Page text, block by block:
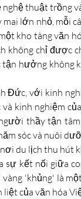
thuật trồng
lớn nhỏ, mỗi
kho tàng văn
không chỉ được
hưởng không
Đức, với kinh
kinh nghiệm
thầy tận
sóc và nuôi
du lịch thu hút
sự kết nối giữa
vàng 'khủng' là
liệt của văn hóa